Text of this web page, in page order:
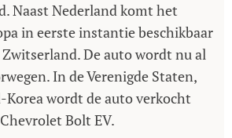
Naast Nederland komt het
in eerste instantie beschikbaar
De auto wordt nu al
In de Verenigde Staten,
Korea wordt de auto verkocht
Bolt EV.